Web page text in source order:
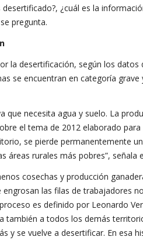
¿cuál es la
pregunta.
la desertificación, según los datos
se encuentran en categoría
que necesita agua y suelo. La
el tema de 2012 elaborado para
se pierde permanentemente
áreas rurales más pobres”, señala
cosechas y producción
las filas de trabajadores
es definido por Leonardo
también a todos los demás
y se vuelve a desertificar. En esa